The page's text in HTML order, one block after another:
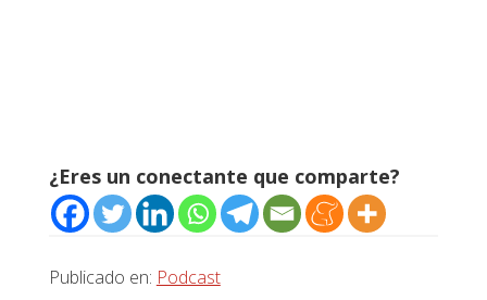
¿Eres un conectante que comparte?
Publicado en: Podcast